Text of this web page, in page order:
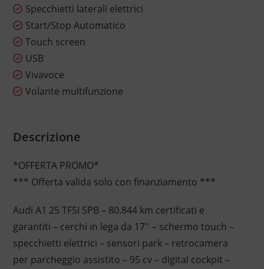
Specchietti laterali elettrici
Start/Stop Automatico
Touch screen
USB
Vivavoce
Volante multifunzione
Descrizione
*OFFERTA PROMO*
*** Offerta valida solo con finanziamento ***
Audi A1 25 TFSI SPB – 80.844 km certificati e
garantiti – cerchi in lega da 17'' – schermo touch –
specchietti elettrici – sensori park – retrocamera
per parcheggio assistito – 95 cv – digital cockpit –